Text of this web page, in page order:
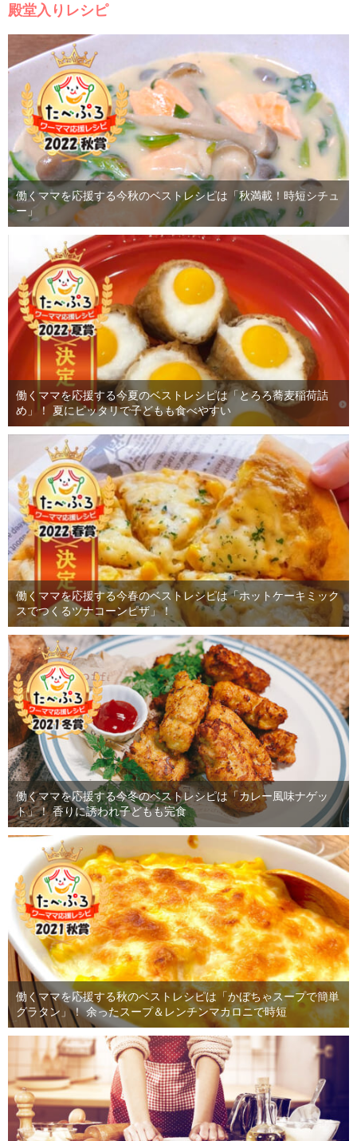
殿堂入りレシピ
働くママを応援する今秋のベストレシピは「秋満載！時短シチュ
ー」
働くママを応援する今夏のベストレシピは「とろろ蕎麦稲荷詰
め」！ 夏にピッタリで子どもも食べやすい
働くママを応援する今春のベストレシピは「ホットケーキミック
スでつくるツナコーンピザ」！
働くママを応援する今冬のベストレシピは「カレー風味ナゲッ
ト」！ 香りに誘われ子どもも完食
働くママを応援する秋のベストレシピは「かぼちゃスープで簡単
グラタン」！ 余ったスープ＆レンチンマカロニで時短